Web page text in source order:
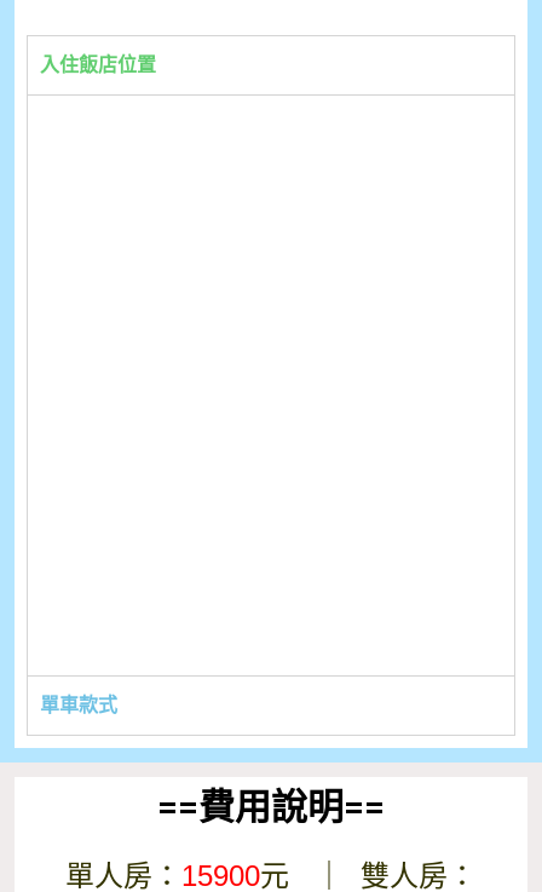
入住飯店位置
單車款式
==費用說明==
單人房： 15900元 ｜ 雙人房：